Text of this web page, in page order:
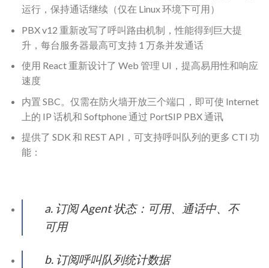
运行，保持通话继续（仅在 Linux 环境下可用）
PBX v12 重新改写了呼叫路由机制，性能得到巨大提
升，每台服务器最高可支持 1 万条并发通话
使用 React 重新设计了 Web 管理 UI，提高易用性和响应
速度
内置 SBC。仅需在防火墙开放三个端口，即可使 Internet
上的 IP 话机和 Softphone 通过 PortSIP PBX 通讯
提供了 SDK 和 REST API，可支持呼叫队列的更多 CTI 功
能：
a. 订阅 Agent 状态：可用、通话中、不
可用
b. 订阅呼叫队列统计数据